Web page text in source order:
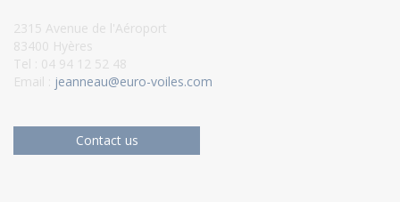
2315 Avenue de l'Aéroport
83400 Hyères
Tel : 04 94 12 52 48
Email :
jeanneau@euro-voiles.com
Contact us